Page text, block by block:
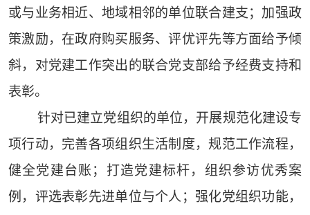
或与业务相近、地域相邻的单位联合建支；加强政
策激励，在政府购买服务、评优评先等方面给予倾
斜，对党建工作突出的联合党支部给予经费支持和
表彰。
针对已建立党组织的单位，开展规范化建设专
项行动，完善各项组织生活制度，规范工作流程，
健全党建台账；打造党建标杆，组织参访优秀案
例，评选表彰先进单位与个人；强化党组织功能，